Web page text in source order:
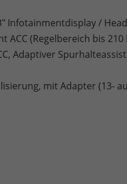
Infotainmentdisplay /
(Regelbereich bis
Adaptiver
mit Adapter (13-